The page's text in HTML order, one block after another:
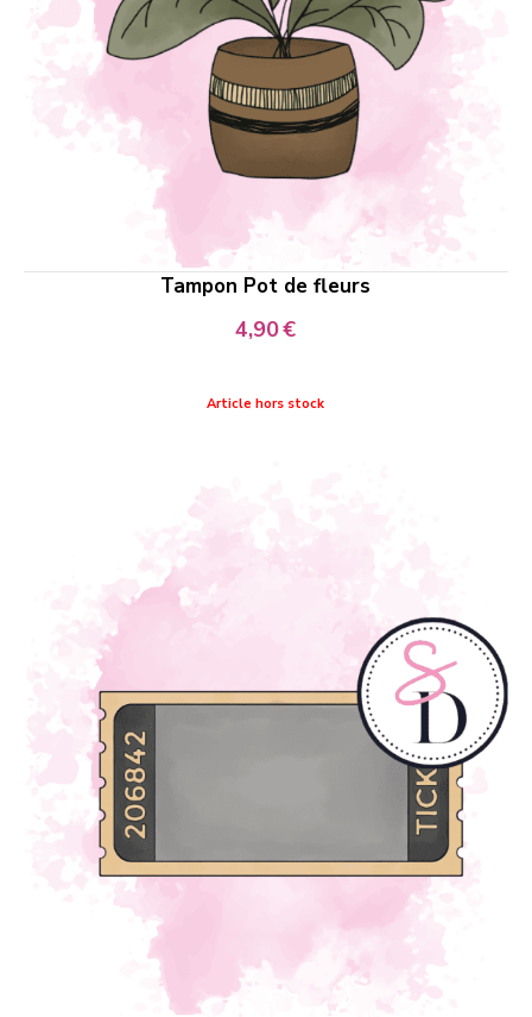
Tampon Pot de fleurs
4,90€
Article hors stock